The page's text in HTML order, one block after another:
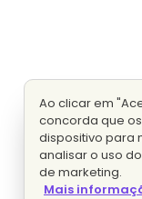
Ao clicar em
concorda que
dispositivo para
analisar o uso
de marketing.
Mais